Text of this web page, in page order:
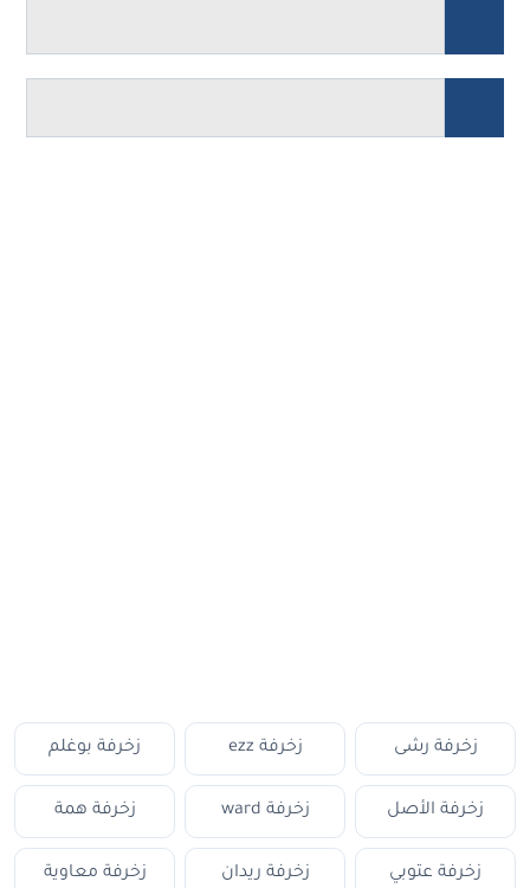
زخرفة رشى زخرفة ezz زخرفة بوغلم
زخرفة الأصل زخرفة ward زخرفة همة
زخرفة عتوبي زخرفة ريدان زخرفة معاوية